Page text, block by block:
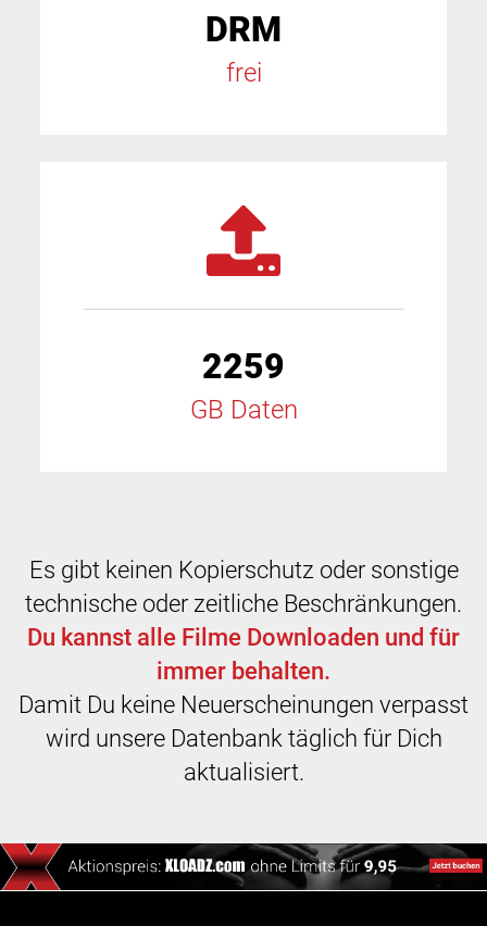
DRM
frei
2259
GB Daten
Es gibt keinen Kopierschutz oder sonstige
technische oder zeitliche Beschränkungen.
Du kannst alle Filme Downloaden und für
immer behalten.
Damit Du keine Neuerscheinungen verpasst
wird unsere Datenbank täglich für Dich
aktualisiert.